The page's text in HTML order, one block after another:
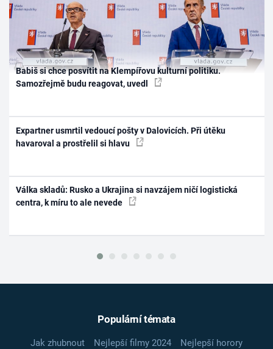
Babiš si chce posvítit na Klempířovu kulturní politiku.
Samozřejmě budu reagovat, uvedl
Expartner usmrtil vedoucí pošty v Dalovicích. Při útěku
havaroval a prostřelil si hlavu
Válka skladů: Rusko a Ukrajina si navzájem ničí logistická
centra, k míru to ale nevede
Populární témata
Jak zhubnout Nejlepší filmy 2024
Nejlepší horory